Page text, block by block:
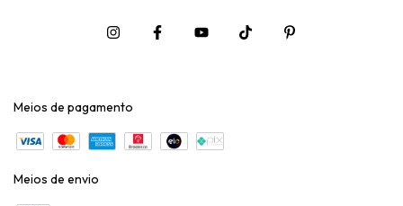
Meios de pagamento
Meios de envio